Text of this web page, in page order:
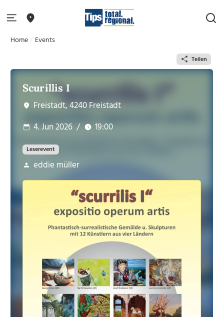
Home Events
Teilen
Scurillis I
Freistadt, 4240 Freistadt
4. Jun 2026 / 19:00
Leserevent
eddie müller